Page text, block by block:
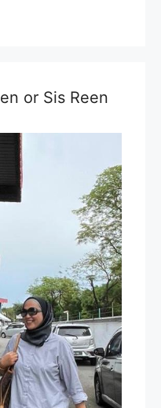
or Sis Reen